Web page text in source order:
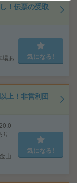
！伝票の受取
場あ
気になる!
上！非営利団
り
山
気になる!